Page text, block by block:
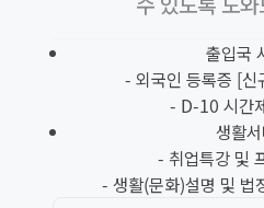
출입국
- 외국인 등록증 [
- D-10 시간
생활
- 취업특강 및
- 생활(문화)설명 및 법